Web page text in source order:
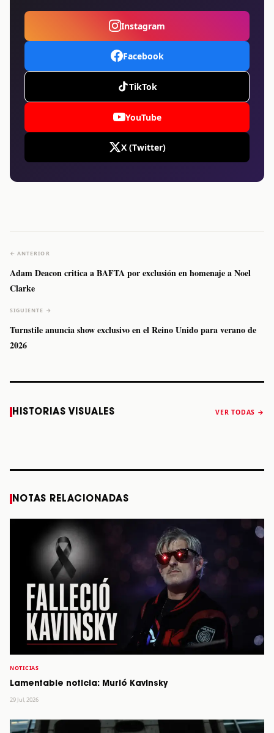
Instagram
Facebook
TikTok
YouTube
X (Twitter)
← ANTERIOR
Adam Deacon critica a BAFTA por exclusión en homenaje a Noel
Clarke
SIGUIENTE →
Turnstile anuncia show exclusivo en el Reino Unido para verano de
2026
HISTORIAS VISUALES VER TODAS →
Caifanes regresa
a Monterrey el
Fallece Felipe
Staiti, guitarrista
anuncia “Reality
NOTAS RELACIONADAS
NOTICIAS
Lamentable noticia: Murió Kavinsky
29 Jul, 2026